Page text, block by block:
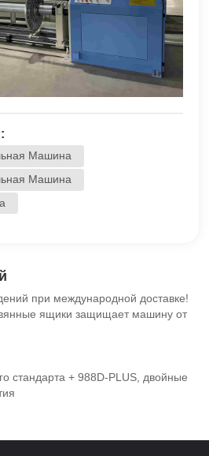
Машина
Машина
при международной доставке!
ящики защищает машину от
стандарта + 988D-PLUS, двойные